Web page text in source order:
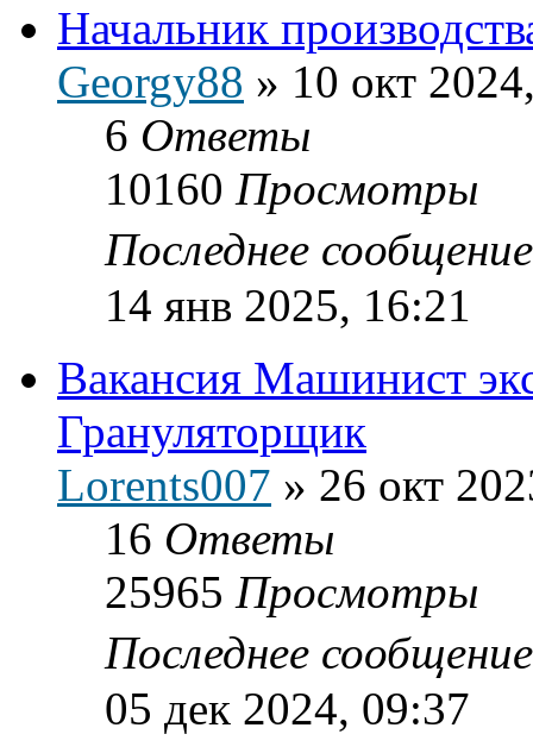
Начальник
Georgy88 » 10 окт
6 Ответы
10160 Просмотры
Последнее
14 янв 2025, 16:21
Вакансия Машинист
Грануляторщик
Lorents007 » 26 окт
16 Ответы
25965 Просмотры
Последнее
05 дек 2024, 09:37